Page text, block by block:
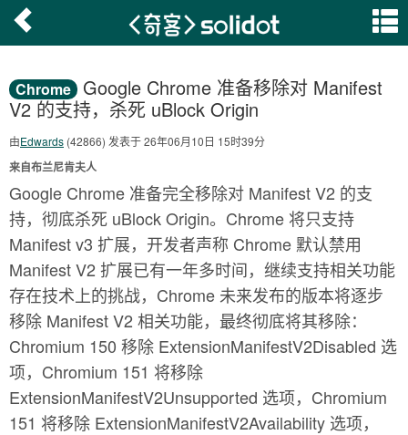
Chrome
Google Chrome 准备移除对 Manifest
V2 的支持，杀死 uBlock Origin
由Edwards (42866) 发表于 26年06月10日 15时39分
来自布兰尼肯夫人
Google Chrome 准备完全移除对 Manifest V2 的支
持，彻底杀死 uBlock Origin。Chrome 将只支持
Manifest v3 扩展，开发者声称 Chrome 默认禁用
Manifest V2 扩展已有一年多时间，继续支持相关功能
存在技术上的挑战，Chrome 未来发布的版本将逐步
移除 Manifest V2 相关功能，最终彻底将其移除：
Chromium 150 移除 ExtensionManifestV2Disabled 选
项，Chromium 151 将移除
ExtensionManifestV2Unsupported 选项，Chromium
151 将移除 ExtensionManifestV2Availability 选项，